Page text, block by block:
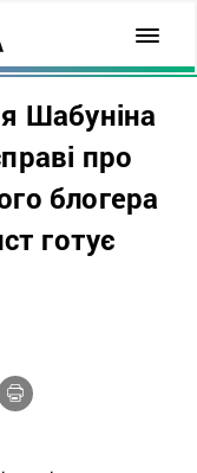
Шабуніна
про
блогера
готує